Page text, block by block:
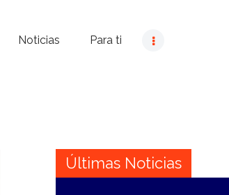
Noticias Para ti
Últimas Noticias